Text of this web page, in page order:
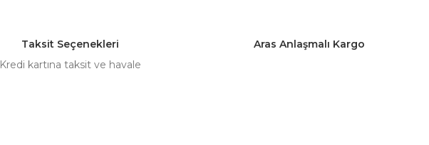
Taksit Seçenekleri
Kredi kartına taksit ve havale
Aras Anlaşmalı Kargo